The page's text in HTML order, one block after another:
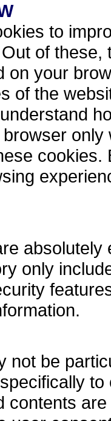
to
of
on your
of the
only
not be
contents